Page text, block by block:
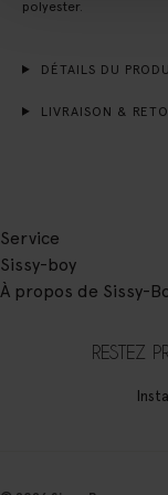
polyester.
DÉTAILS DU
LIVRAISON &
Service
Sissy-boy
À propos de Sissy-
RESTEZ